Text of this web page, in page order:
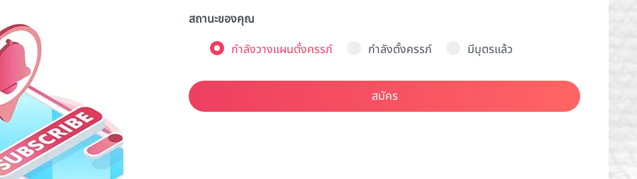
สถานะของคุณ
กำลังวางแผนตั้งครรภ์
กำลังตั้งครรภ์ มีบุตรแล้ว
สมัคร